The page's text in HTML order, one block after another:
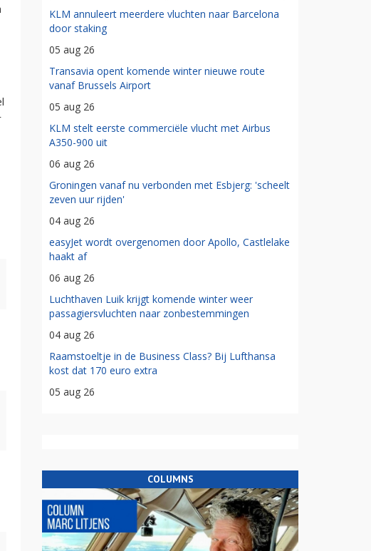
KLM annuleert meerdere vluchten naar Barcelona
door staking
05 aug 26
Transavia opent komende winter nieuwe route
vanaf Brussels Airport
05 aug 26
KLM stelt eerste commerciële vlucht met Airbus
A350-900 uit
06 aug 26
Groningen vanaf nu verbonden met Esbjerg: 'scheelt
zeven uur rijden'
04 aug 26
easyJet wordt overgenomen door Apollo, Castlelake
haakt af
06 aug 26
Luchthaven Luik krijgt komende winter weer
passagiersvluchten naar zonbestemmingen
04 aug 26
Raamstoeltje in de Business Class? Bij Lufthansa
kost dat 170 euro extra
05 aug 26
COLUMNS